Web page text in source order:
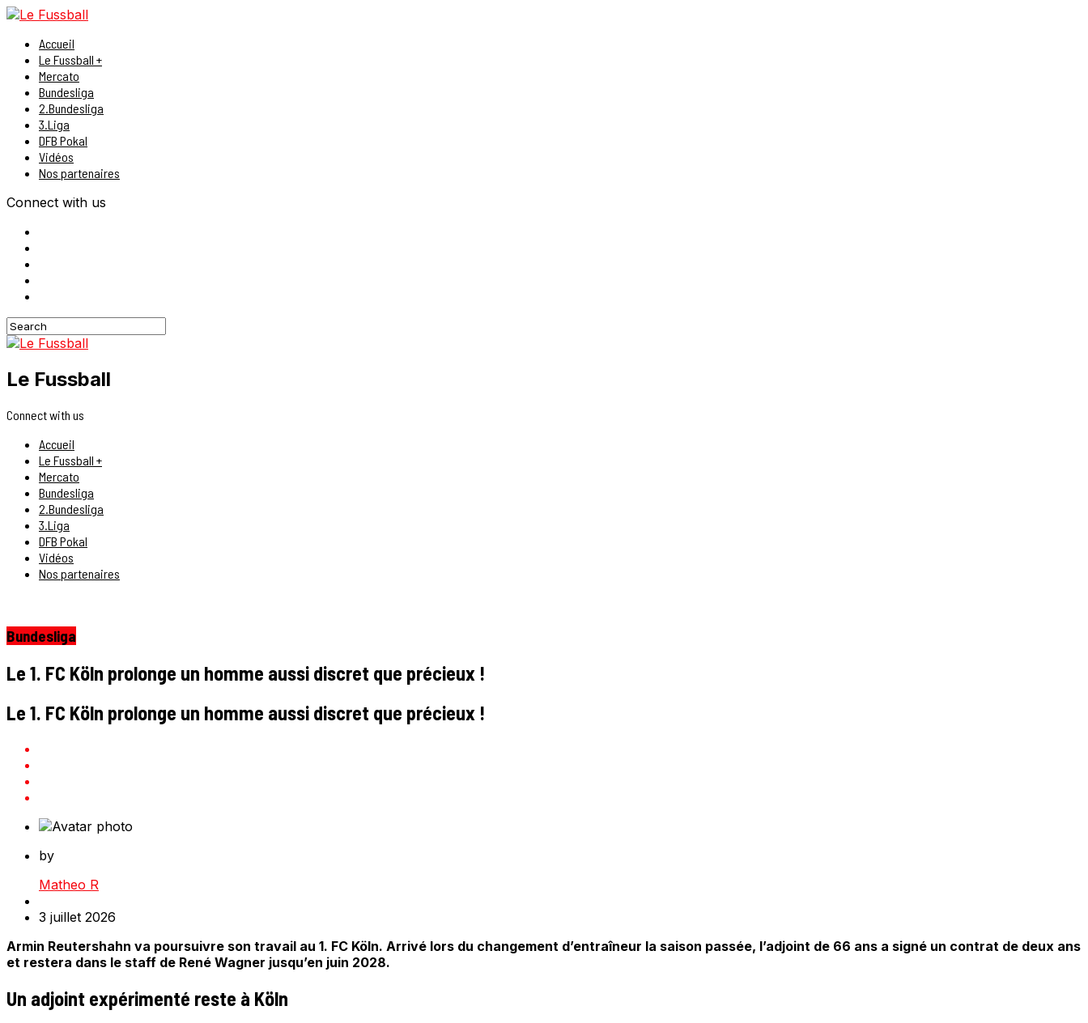
Accueil
Le Fussball +
Mercato
Bundesliga
2.Bundesliga
3.Liga
DFB Pokal
Vidéos
Nos partenaires
Connect with us
Le Fussball
Connect with us
Accueil
Le Fussball +
Mercato
Bundesliga
2.Bundesliga
3.Liga
DFB Pokal
Vidéos
Nos partenaires
Bundesliga
Le 1. FC Köln prolonge un homme aussi discret que précieux !
Le 1. FC Köln prolonge un homme aussi discret que précieux !
by
Matheo R
3 juillet 2026
Armin Reutershahn va poursuivre son travail au 1. FC Köln. Arrivé lors du changement d’entraîneur la saison passée, l’adjoint de 66 ans a signé un contrat de deux ans
et restera dans le staff de René Wagner jusqu’en juin 2028.
Un adjoint expérimenté reste à Köln